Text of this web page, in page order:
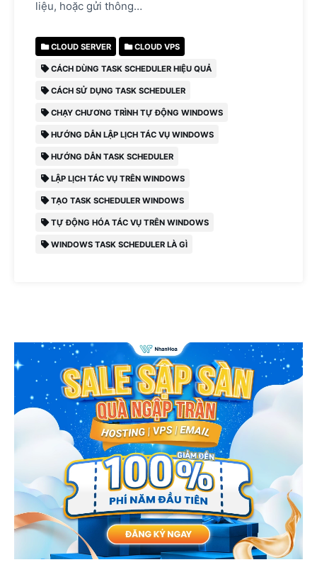
liệu, hoặc gửi thông…
CLOUD SERVER CLOUD VPS
CÁCH DÙNG TASK SCHEDULER HIỆU QUẢ
CÁCH SỬ DỤNG TASK SCHEDULER
CHẠY CHƯƠNG TRÌNH TỰ ĐỘNG WINDOWS
HƯỚNG DẪN LẬP LỊCH TÁC VỤ WINDOWS
HƯỚNG DẪN TASK SCHEDULER
LẬP LỊCH TÁC VỤ TRÊN WINDOWS
TẠO TASK SCHEDULER WINDOWS
TỰ ĐỘNG HÓA TÁC VỤ TRÊN WINDOWS
WINDOWS TASK SCHEDULER LÀ GÌ